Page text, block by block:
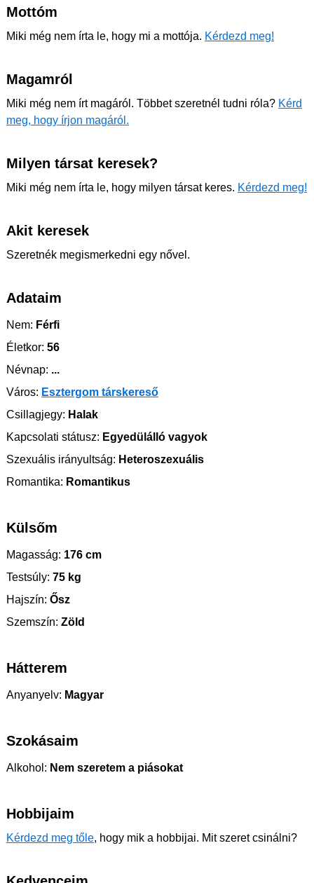
Mottóm
Miki még nem írta le, hogy mi a mottója. Kérdezd meg!
Magamról
Miki még nem írt magáról. Többet szeretnél tudni róla? Kérd
meg, hogy írjon magáról.
Milyen társat keresek?
Miki még nem írta le, hogy milyen társat keres. Kérdezd meg!
Akit keresek
Szeretnék megismerkedni egy nővel.
Adataim
Nem: Férfi
Életkor: 56
Névnap: ...
Város: Esztergom társkereső
Csillagjegy: Halak
Kapcsolati státusz: Egyedülálló vagyok
Szexuális irányultság: Heteroszexuális
Romantika: Romantikus
Külsőm
Magasság: 176 cm
Testsúly: 75 kg
Hajszín: Ősz
Szemszín: Zöld
Hátterem
Anyanyelv: Magyar
Szokásaim
Alkohol: Nem szeretem a piásokat
Hobbijaim
Kérdezd meg tőle, hogy mik a hobbijai. Mit szeret csinálni?